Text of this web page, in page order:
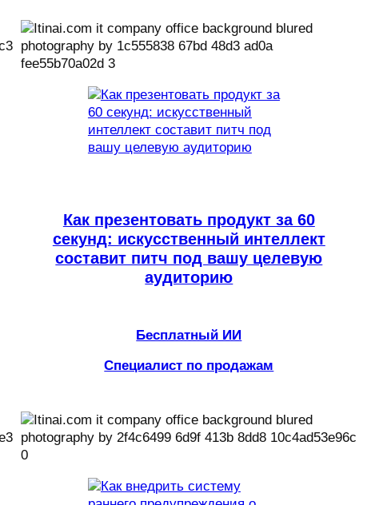
Как презентовать продукт за 60
секунд: искусственный интеллект
составит питч под вашу целевую
аудиторию
Бесплатный ИИ
Специалист по продажам